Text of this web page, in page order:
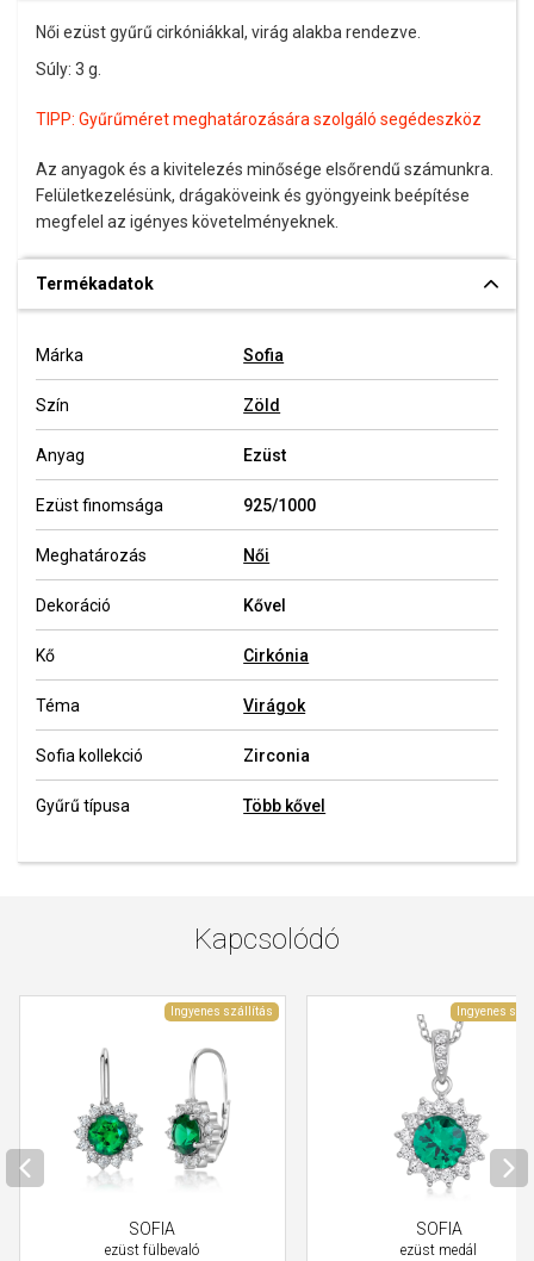
Női ezüst gyűrű cirkóniákkal, virág alakba rendezve.
Súly: 3 g.
TIPP: Gyűrűméret meghatározására szolgáló segédeszköz
Az anyagok és a kivitelezés minősége elsőrendű számunkra.
Felületkezelésünk, drágaköveink és gyöngyeink beépítése
megfelel az igényes követelményeknek.
Termékadatok
Márka Sofia
Szín Zöld
Anyag Ezüst
Ezüst finomsága 925/1000
Meghatározás Női
Dekoráció Kővel
Kő Cirkónia
Téma Virágok
Sofia kollekció Zirconia
Gyűrű típusa Több kővel
Kapcsolódó
Ingyenes szállítás
SOFIA
ezüst fülbevaló
Ingyenes
SOFIA
ezüst medál